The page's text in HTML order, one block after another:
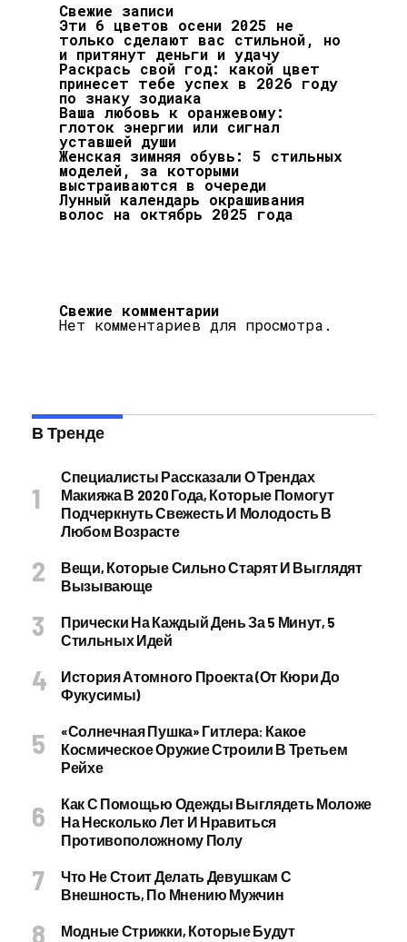
Свежие записи
Эти 6 цветов осени 2025 не
только сделают вас стильной, но
и притянут деньги и удачу
Раскрась свой год: какой цвет
принесет тебе успех в 2026 году
по знаку зодиака
Ваша любовь к оранжевому:
глоток энергии или сигнал
уставшей души
Женская зимняя обувь: 5 стильных
моделей, за которыми
выстраиваются в очереди
Лунный календарь окрашивания
волос на октябрь 2025 года
Свежие комментарии
Нет комментариев для просмотра.
В Тренде
Специалисты Рассказали О Трендах
Макияжа В 2020 Года, Которые Помогут
Подчеркнуть Свежесть И Молодость В
Любом Возрасте
Вещи, Которые Сильно Старят И Выглядят
Вызывающе
Прически На Каждый День За 5 Минут, 5
Стильных Идей
История Атомного Проекта (от Кюри До
Фукусимы)
«Солнечная Пушка» Гитлера: Какое
Космическое Оружие Строили В Третьем
Рейхе
Как С Помощью Одежды Выглядеть Моложе
На Несколько Лет И Нравиться
Противоположному Полу
Что Не Стоит Делать Девушкам С
Внешность, По Мнению Мужчин
Модные Стрижки, Которые Будут